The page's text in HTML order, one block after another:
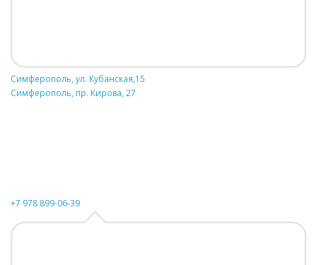
Симферополь, ул. Кубанская,15
Симферополь, пр. Кирова, 27
+7 978 899-06-39